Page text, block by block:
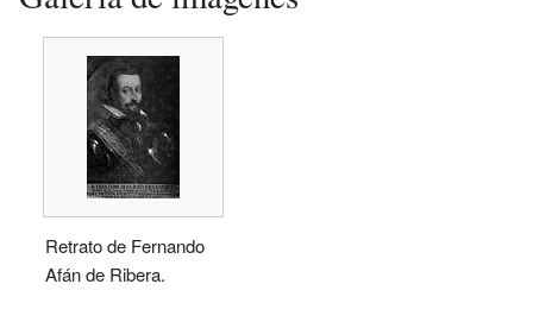
Retrato de Fernando
Afán de Ribera.